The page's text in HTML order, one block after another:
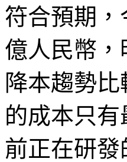
符合預期
億人民幣
降本趨勢
的成本只
前正在研